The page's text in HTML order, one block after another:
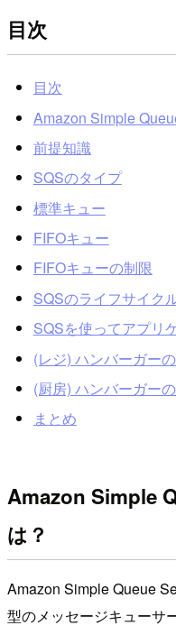
目次
目次
Amazon Simple
前提知識
SQSのタイプ
標準キュー
FIFOキュー
FIFOキューの制限
SQSのライフサイク
SQSを使ってアプリ
(レジ) ハンバーガー
(厨房) ハンバーガー
まとめ
Amazon Simple
は？
Amazon Simple Queue
型のメッセージキューサ